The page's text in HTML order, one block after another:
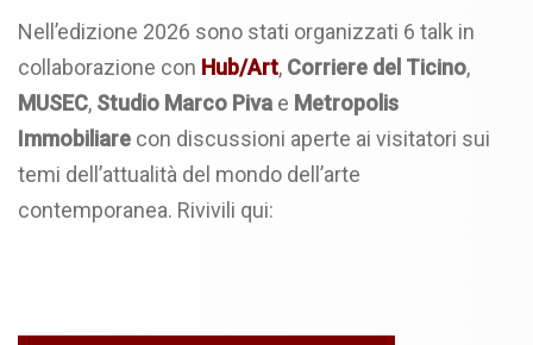
Nell’edizione 2026 sono stati organizzati 6 talk in
collaborazione con Hub/Art, Corriere del Ticino,
MUSEC, Studio Marco Piva e Metropolis
Immobiliare con discussioni aperte ai visitatori sui
temi dell’attualità del mondo dell’arte
contemporanea. Rivivili qui: